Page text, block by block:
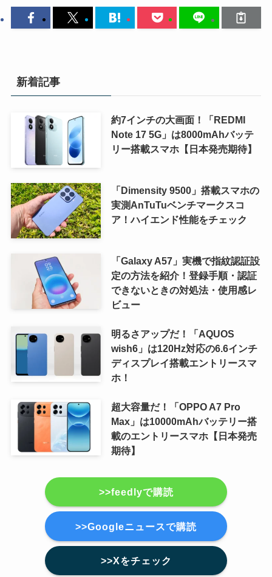
新着記事
約7インチの大画面！「REDMI
Note 17 5G」は8000mAhバッテ
リー搭載スマホ【日本発売期待】
「Dimensity 9500」搭載スマホの
実測AnTuTuベンチマークスコ
ア！ハイエンド性能をチェック
「Galaxy A57」実機で指紋認証設
定の方法を紹介！登録手順・認証
できないときの対処法・使用感レ
ビュー
明るさアップだ！「AQUOS
wish6」は120Hz対応の6.6インチ
ディスプレイ搭載エントリースマ
ホ！
超大容量だ！「OPPO A7 Pro
Max」は10000mAhバッテリー搭
載のエントリースマホ【日本発売
期待】
>>feedlyで購読
>>Googleニュースで購読
>>Xをチェック